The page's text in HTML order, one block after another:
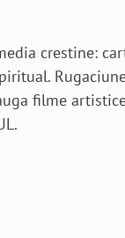
crestine:
filme